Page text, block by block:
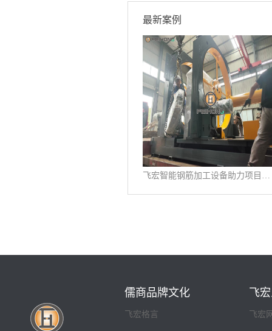
最新案例
飞宏智能钢筋加工设备助力项目施工建设
儒商品牌文化
飞宏格言
飞
飞宏